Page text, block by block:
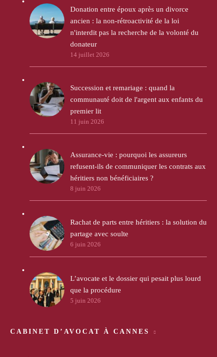
Donation entre époux après un divorce
ancien : la non-rétroactivité de la loi
n'interdit pas la recherche de la volonté du
donateur
14 juillet 2026
Succession et remariage : quand la
communauté doit de l'argent aux enfants du
premier lit
11 juin 2026
Assurance-vie : pourquoi les assureurs
refusent-ils de communiquer les contrats aux
héritiers non bénéficiaires ?
8 juin 2026
Rachat de parts entre héritiers : la solution du
partage avec soulte
6 juin 2026
L’avocate et le dossier qui pesait plus lourd
que la procédure
5 juin 2026
CABINET D’AVOCAT À CANNES